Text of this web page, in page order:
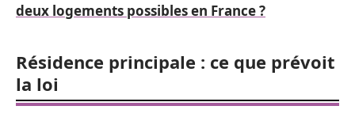
deux logements possibles en France ?
Résidence principale : ce que prévoit
la loi